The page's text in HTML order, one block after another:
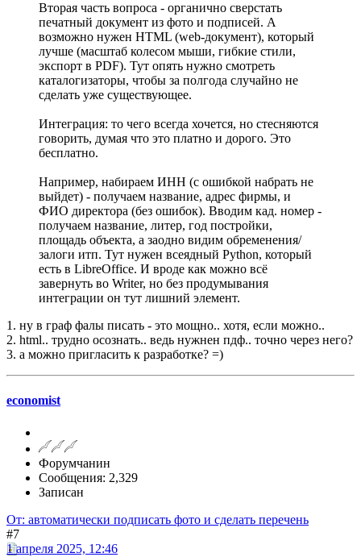
Вторая часть вопроса - органично сверстать
печатный документ из фото и подписей. А
возможно нужен HTML (web-документ), который
лучше (масштаб колесом мыши, гибкие стили,
экспорт в PDF). Тут опять нужно смотреть
каталогизаторы, чтобы за полгода случайно не
сделать уже существующее.
Интеграция: то чего всегда хочется, но стесняются
говорить, думая что это платно и дорого. Это
бесплатно.
Например, набираем ИНН (с ошибкой набрать не
выйдет) - получаем название, адрес фирмы, и
ФИО директора (без ошибок). Вводим кад. номер -
получаем название, литер, год постройки,
площадь объекта, а заодно видим обременения/
залоги итп. Тут нужен всеядный Python, который
есть в LibreOffice. И вроде как можно всё
завернуть во Writer, но без продумывания
интеграции он тут лишний элемент.
1. ну в граф фалы писать - это мощно.. хотя, если можно..
2. html.. трудно осознать.. ведь нужнен пдф.. точно через него?
3. а можно пригласить к разработке? =)
economist
Форумчанин
Сообщения: 2,329
Записан
От: автоматически подписать фото и сделать перечень
#7
1 апреля 2025, 12:46